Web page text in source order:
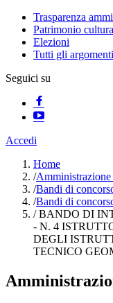
Trasparenza
Patrimonio
Elezioni
Tutti gli
Seguici su
Accedi
Home
/Amministrazione
/Bandi di
/Bandi di
/BANDO DI
- N. 4
DEGLI
TECNICO